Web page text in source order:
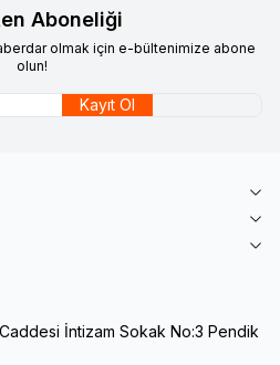
Aboneliği
olmak için e-bültenimize abone
olun!
Kayıt Ol
İntizam Sokak No:3 Pendik